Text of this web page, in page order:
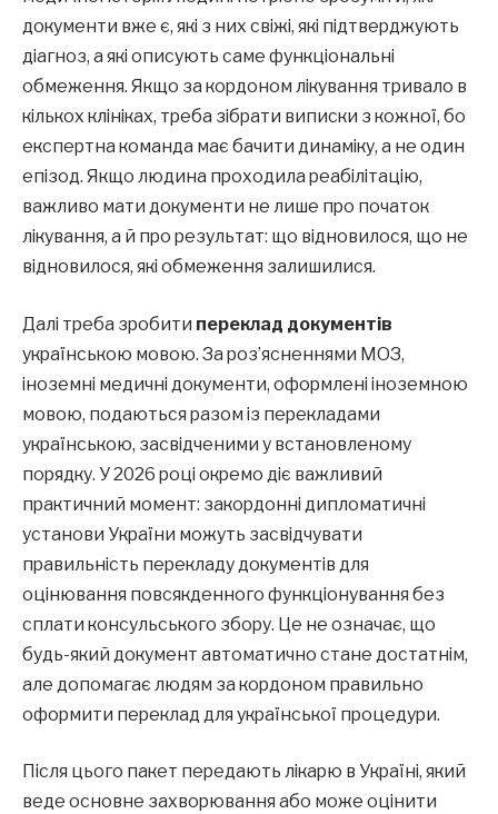
документи вже є, які з них свіжі, які підтверджують
діагноз, а які описують саме функціональні
обмеження. Якщо за кордоном лікування тривало в
кількох клініках, треба зібрати виписки з кожної, бо
експертна команда має бачити динаміку, а не один
епізод. Якщо людина проходила реабілітацію,
важливо мати документи не лише про початок
лікування, а й про результат: що відновилося, що не
відновилося, які обмеження залишилися.
Далі треба зробити переклад документів
українською мовою. За роз’ясненнями МОЗ,
іноземні медичні документи, оформлені іноземною
мовою, подаються разом із перекладами
українською, засвідченими у встановленому
порядку. У 2026 році окремо діє важливий
практичний момент: закордонні дипломатичні
установи України можуть засвідчувати
правильність перекладу документів для
оцінювання повсякденного функціонування без
сплати консульського збору. Це не означає, що
будь-який документ автоматично стане достатнім,
але допомагає людям за кордоном правильно
оформити переклад для української процедури.
Після цього пакет передають лікарю в Україні, який
веде основне захворювання або може оцінити